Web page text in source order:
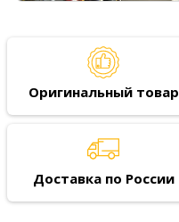
Оригинальный товар
Доставка по России